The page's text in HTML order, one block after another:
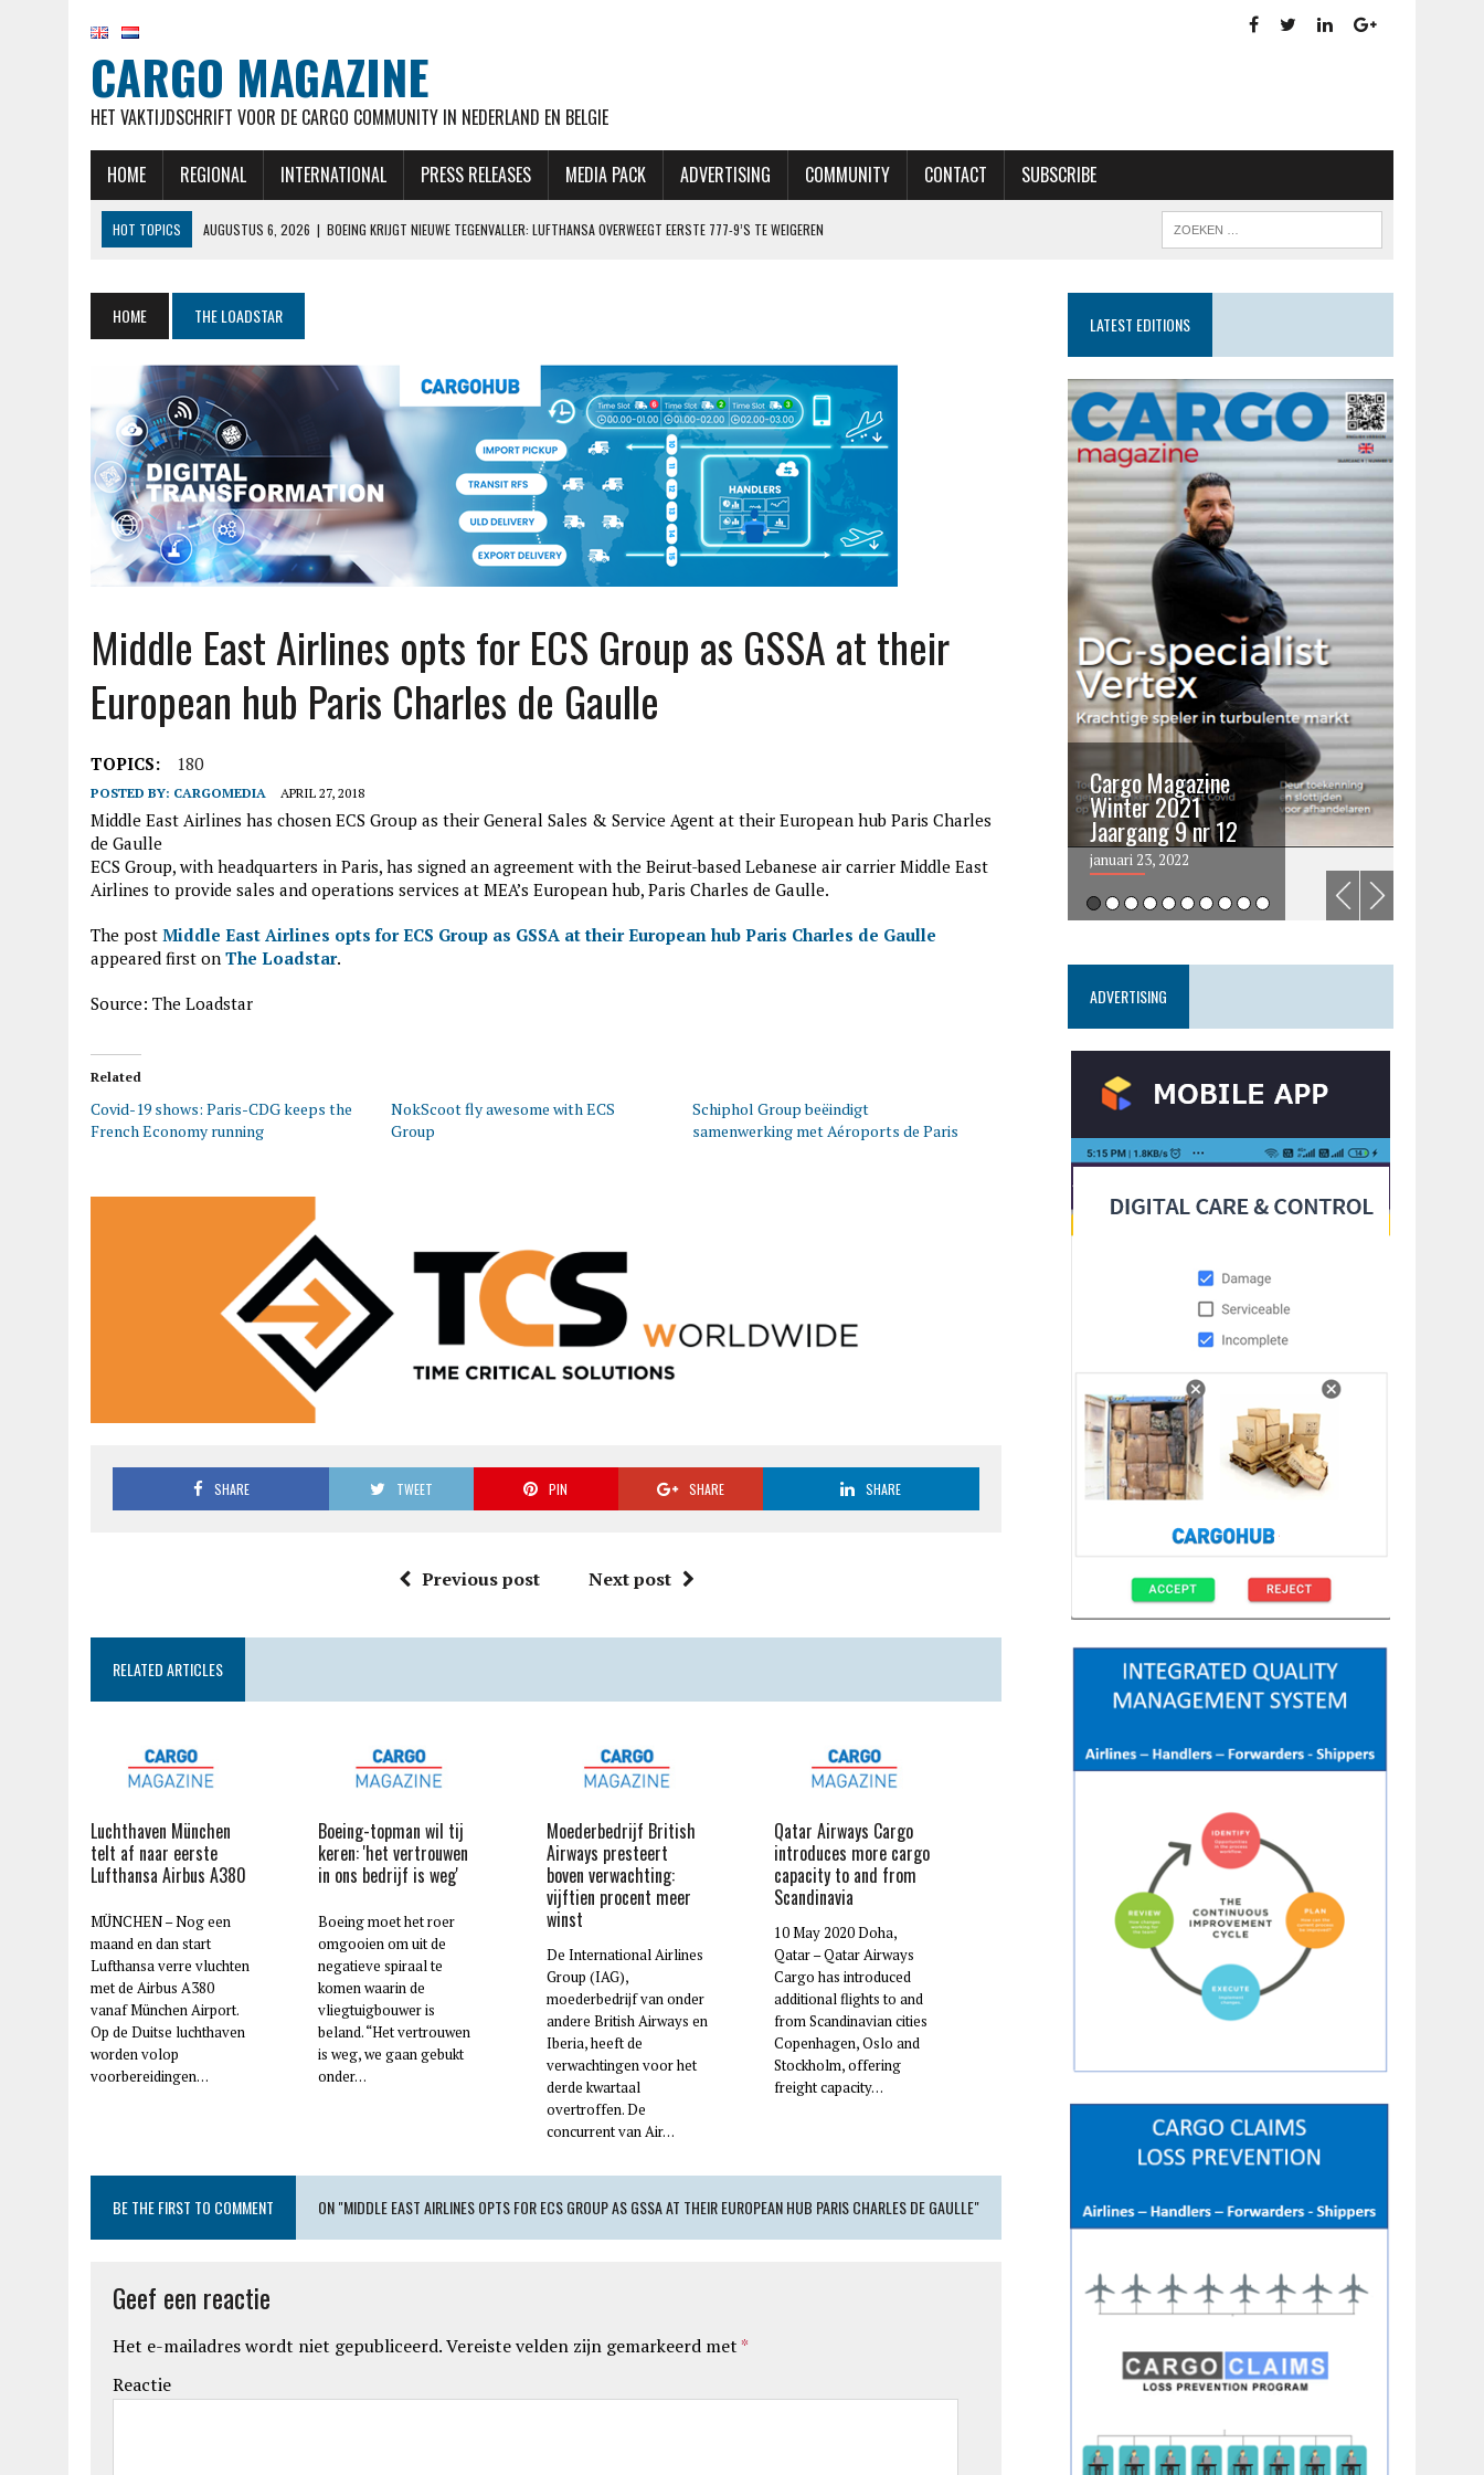
CARGO MAGAZINE
HET VAKTIJDSCHRIFT VOOR DE CARGO COMMUNITY IN NEDERLAND EN BELGIE
HOME REGIONAL INTERNATIONAL PRESS RELEASES MEDIA PACK ADVERTISING COMMUNITY CONTACT SUBSCRIBE
HOT TOPICS AUGUSTUS 6, 2026 | BOEING KRIJGT NIEUWE TEGENVALLER: LUFTHANSA OVERWEEGT EERSTE 777-9’S TE WEIGEREN
AUGUSTUS 6, 2026 | TUI BREIDT UIT OP ABC-EILANDEN: VOLGEND JAAR MEER RECHTSTREEKSE VLUCHTEN VANAF SCHIPHOL
AUGUSTUS 6, 2026 | NIEUW IN OVERZICHT BETALEN EN ONTVANGEN: VENNOOTSCHAPSBELASTING
HOME THE LOADSTAR
Middle East Airlines opts for ECS Group as GSSA at their
European hub Paris Charles de Gaulle
TOPICS: 180
POSTED BY: CARGOMEDIA APRIL 27, 2018
Middle East Airlines has chosen ECS Group as their General Sales & Service Agent at their European hub Paris Charles
de Gaulle
ECS Group, with headquarters in Paris, has signed an agreement with the Beirut-based Lebanese air carrier Middle East
Airlines to provide sales and operations services at MEA’s European hub, Paris Charles de Gaulle.
The post Middle East Airlines opts for ECS Group as GSSA at their European hub Paris Charles de Gaulle
appeared first on The Loadstar.
Source: The Loadstar
Related
Covid-19 shows: Paris-CDG keeps the
French Economy running
NokScoot fly awesome with ECS
Group
Schiphol Group beëindigt
samenwerking met Aéroports de Paris
SHARE TWEET PIN SHARE SHARE
Previous post Next post
RELATED ARTICLES
Luchthaven München
telt af naar eerste
Lufthansa Airbus A380
MÜNCHEN – Nog een
maand en dan start
Lufthansa verre vluchten
met de Airbus A380
vanaf München Airport.
Op de Duitse luchthaven
worden volop
voorbereidingen…
Boeing-topman wil tij
keren: 'het vertrouwen
in ons bedrijf is weg'
Boeing moet het roer
omgooien om uit de
negatieve spiraal te
komen waarin de
vliegtuigbouwer is
beland. “Het vertrouwen
is weg, we gaan gebukt
onder…
Moederbedrijf British
Airways presteert
boven verwachting:
vijftien procent meer
winst
De International Airlines
Group (IAG),
moederbedrijf van onder
andere British Airways en
Iberia, heeft de
verwachtingen voor het
derde kwartaal
overtroffen. De
concurrent van Air…
Qatar Airways Cargo
introduces more cargo
capacity to and from
Scandinavia
10 May 2020 Doha,
Qatar – Qatar Airways
Cargo has introduced
additional flights to and
from Scandinavian cities
Copenhagen, Oslo and
Stockholm, offering
freight capacity…
BE THE FIRST TO COMMENT ON "MIDDLE EAST AIRLINES OPTS FOR ECS GROUP AS GSSA AT THEIR EUROPEAN HUB PARIS CHARLES DE GAULLE"
Geef een reactie
Het e-mailadres wordt niet gepubliceerd.Vereiste velden zijn gemarkeerd met *
Reactie
LATEST EDITIONS
edition3
januari 27, 2017
Cargo Magazine
Winter 2021
Jaargang 9 nr 12
januari 23, 2022
ADVERTISING